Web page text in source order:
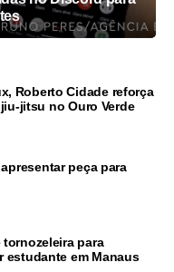
Roberto Cidade reforça
jitsu no Ouro Verde
peça para
para
estudante em Manaus